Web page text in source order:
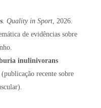
Quality in Sport , 2026.
de evidências sobre
inulinivorans
(publicação recente sobre